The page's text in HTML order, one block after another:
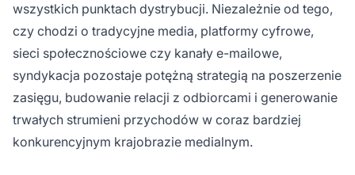
wszystkich punktach dystrybucji. Niezależnie od tego,
czy chodzi o tradycyjne media, platformy cyfrowe,
sieci społecznościowe czy kanały e-mailowe,
syndykacja pozostaje potężną strategią na poszerzenie
zasięgu, budowanie relacji z odbiorcami i generowanie
trwałych strumieni przychodów w coraz bardziej
konkurencyjnym krajobrazie medialnym.